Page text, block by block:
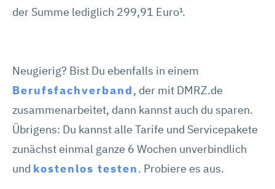
der Summe lediglich 299,91 Euro¹.
Neugierig? Bist Du ebenfalls in einem
Berufsfachverband, der mit DMRZ.de
zusammenarbeitet, dann kannst auch du sparen.
Übrigens: Du kannst alle Tarife und Servicepakete
zunächst einmal ganze 6 Wochen unverbindlich
und kostenlos testen. Probiere es aus.